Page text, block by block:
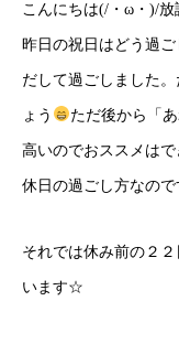
こんにちは(/・ω・)/放
昨日の祝日はどう過
だして過ごしました
ょう ただ後から「
高いのでおススメはで
休日の過ごし方なので
それでは休み前の２
います☆